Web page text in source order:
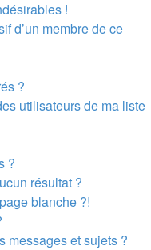
!
d’un membre de ce
?
utilisateurs de ma liste
?
résultat ?
blanche ?!
messages et sujets ?